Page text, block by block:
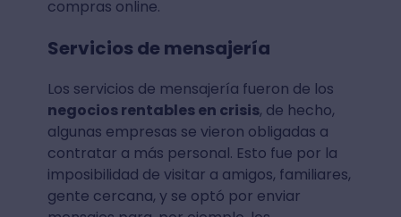
compras online.
Servicios de mensajería
Los servicios de mensajería fueron de los
negocios rentables en crisis, de hecho,
algunas empresas se vieron obligadas a
contratar a más personal. Esto fue por la
imposibilidad de visitar a amigos, familiares,
gente cercana, y se optó por enviar